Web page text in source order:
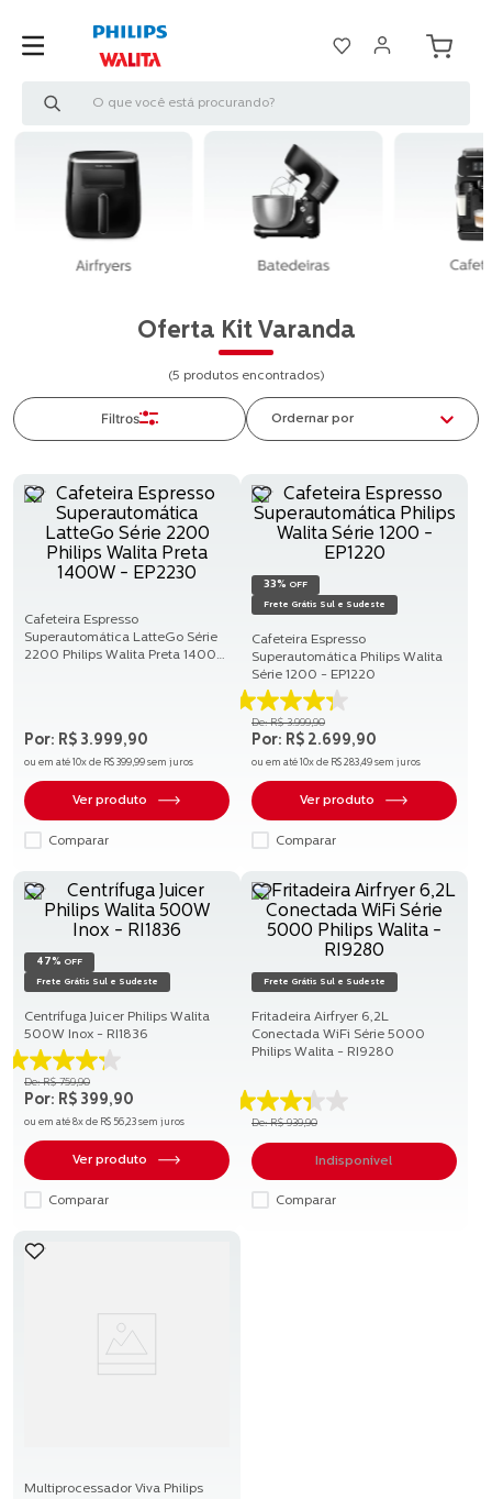
Oferta Kit Varanda
5 produtos
Cafeteira Espresso
Superautomática LatteGo Série
2200 Philips Walita Preta 1400W
R$ 3.999,90
ou em até 10x de R$ 399,99 sem juros
Ver produto
Comparar
33% OFF
Frete Grátis Sul e Sudeste
Cafeteira Espresso
Superautomática Philips Walita
Série 1200 - EP1220
4.3
de
5
estrelas.
272
avaliações
R$ 3.999,90
R$ 2.699,90
ou em até 10x de R$ 283,49 sem juros
Ver produto
Comparar
47% OFF
Frete Grátis Sul e Sudeste
Centrífuga Juicer Philips Walita
500W Inox - RI1836
4.3
de
5
estrelas.
52
avaliações
R$ 759,90
R$ 399,90
ou em até 8x de R$ 56,23 sem juros
Ver produto
Comparar
Frete Grátis Sul e Sudeste
Fritadeira Airfryer 6,2L
Conectada WiFi Série 5000
Philips Walita - RI9280
3.4
de
5
estrelas.
84
avaliações
R$ 939,90
Indisponível
Comparar
Multiprocessador Viva Philips